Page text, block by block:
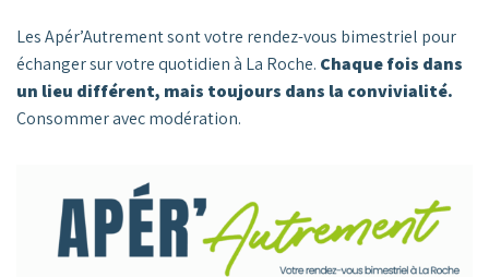
Les Apér’Autrement sont votre rendez-vous bimestriel pour
échanger sur votre quotidien à La Roche. Chaque fois dans
un lieu différent, mais toujours dans la convivialité.
Consommer avec modération.